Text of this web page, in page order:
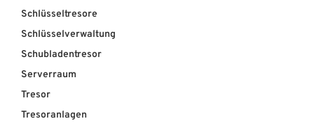
Schlüsseltresore
Schlüsselverwaltung
Schubladentresor
Serverraum
Tresor
Tresoranlagen